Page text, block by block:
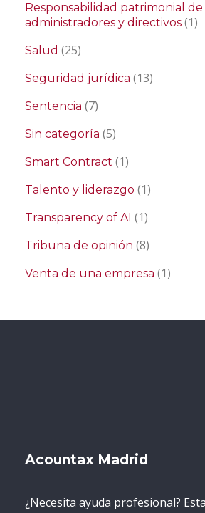
Responsabilidad patrimonial de
administradores y directivos (1)
Salud (25)
Seguridad jurídica (13)
Sentencia (7)
Sin categoría (5)
Smart Contract (1)
Talento y liderazgo (1)
Transparency of AI (1)
Tribuna de opinión (8)
Venta de una empresa (1)
Acountax Madrid
¿Necesita ayuda profesional?